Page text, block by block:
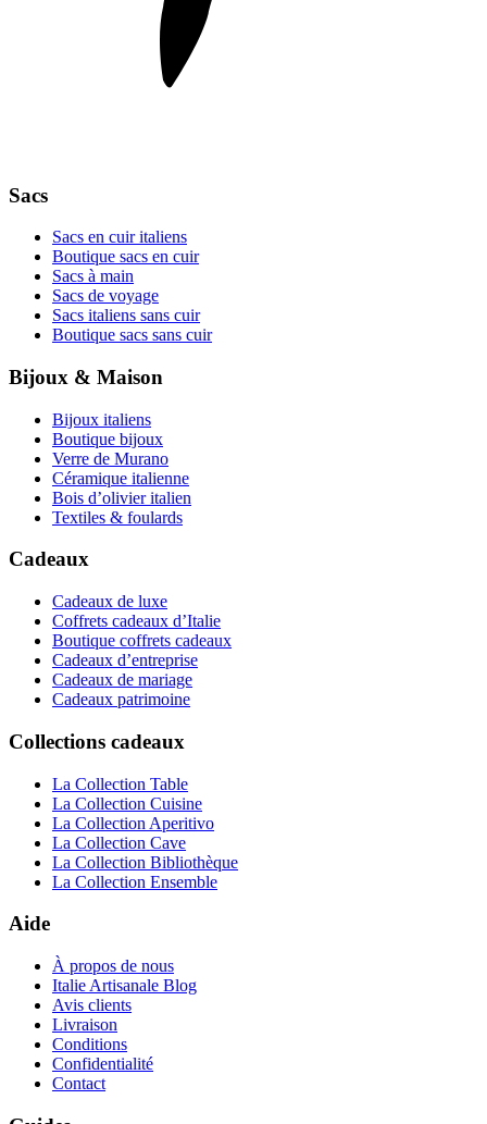
Sacs
Sacs en cuir italiens
Boutique sacs en cuir
Sacs à main
Sacs de voyage
Sacs italiens sans cuir
Boutique sacs sans cuir
Bijoux & Maison
Bijoux italiens
Boutique bijoux
Verre de Murano
Céramique italienne
Bois d’olivier italien
Textiles & foulards
Cadeaux
Cadeaux de luxe
Coffrets cadeaux d’Italie
Boutique coffrets cadeaux
Cadeaux d’entreprise
Cadeaux de mariage
Cadeaux patrimoine
Collections cadeaux
La Collection Table
La Collection Cuisine
La Collection Aperitivo
La Collection Cave
La Collection Bibliothèque
La Collection Ensemble
Aide
À propos de nous
Italie Artisanale Blog
Avis clients
Livraison
Conditions
Confidentialité
Contact